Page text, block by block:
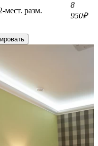
разм.
8
950₽